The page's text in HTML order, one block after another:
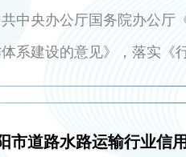
央办公厅国务院办公厅
系建设的意见》，落实《
年省交通运输厅行政执